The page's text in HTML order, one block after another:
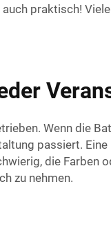
praktisch! Viele
Wenn die
passiert.
die Farben
zu nehmen.